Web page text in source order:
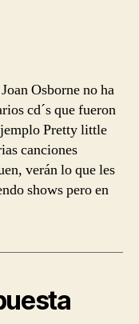
Osborne no ha
cd´s que fueron
Pretty little
canciones
verán lo que les
shows pero en